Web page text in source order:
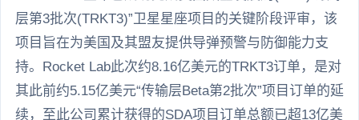
层第3批次(TRKT3)”卫星星座项目的关键阶段评审，该
项目旨在为美国及其盟友提供导弹预警与防御能力支
持。Rocket Lab此次约8.16亿美元的TRKT3订单，是对
其此前约5.15亿美元“传输层Beta第2批次”项目订单的延
续，至此公司累计获得的SDA项目订单总额已超13亿美